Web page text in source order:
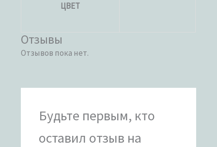
ЦВЕТ
Отзывы
Отзывов пока нет.
Будьте первым, кто
оставил отзыв на